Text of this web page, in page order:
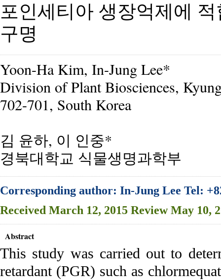
포인세티아 생장억제에
구명
Yoon-Ha Kim, In-Jung Lee*
Division of Plant Biosciences,
702-701, South Korea
김 윤하, 이 인중*
경북대학교 식물생명과학부
Corresponding author: In-Jung Lee Tel:
Received March 12, 2015 ReviewMay 10,
Abstract
This study was carried out to
retardant (PGR) such as